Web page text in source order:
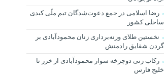
رضا اسلامی در جمع دعوت‌شدگان تیم ملّی کبدی
ساحلی کشور
نخستین طلای وزنه‌برداری زنان محمودآبادی بر
گردن شقایق رادمنش
رکاب زنی دوچرخه سوار محمودآبادی از خزر تا
خلیج فارس